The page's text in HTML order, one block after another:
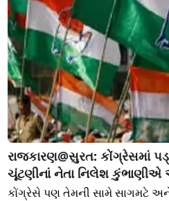
રાજકારણ@સુરત: કોંગ્રેસમાં
ચૂંટણીનાં નેતા નિલેશ કુંભાણીએ
કોંગ્રેસે પણ તેમની સામે સાગમટે